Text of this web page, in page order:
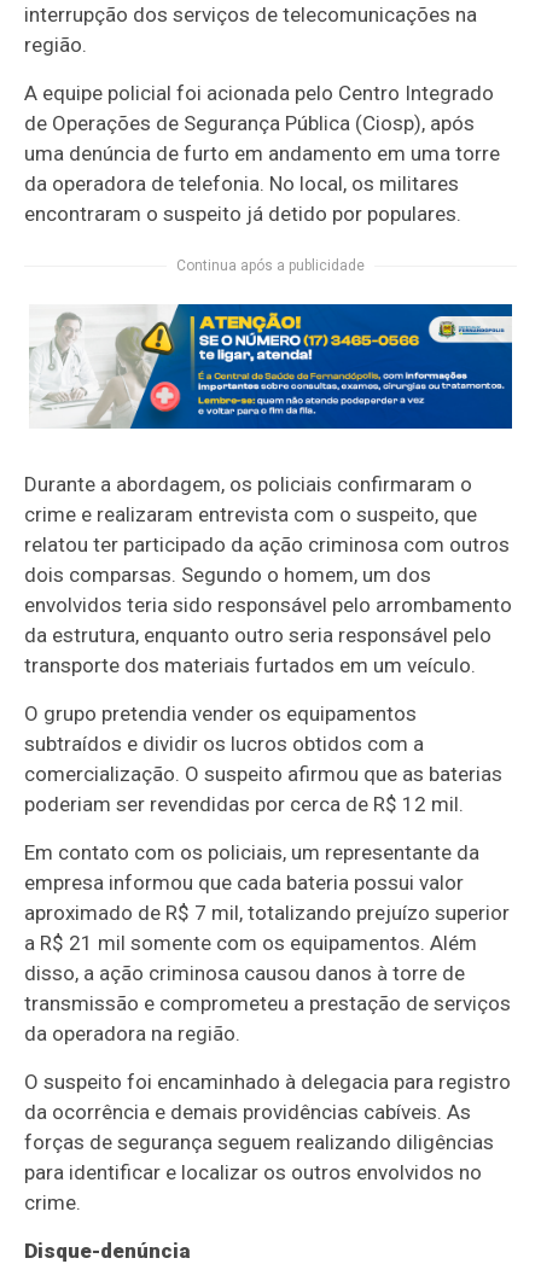
interrupção dos serviços de telecomunicações na
região.
A equipe policial foi acionada pelo Centro Integrado
de Operações de Segurança Pública (Ciosp), após
uma denúncia de furto em andamento em uma torre
da operadora de telefonia. No local, os militares
encontraram o suspeito já detido por populares.
Continua após a publicidade
Durante a abordagem, os policiais confirmaram o
crime e realizaram entrevista com o suspeito, que
relatou ter participado da ação criminosa com outros
dois comparsas. Segundo o homem, um dos
envolvidos teria sido responsável pelo arrombamento
da estrutura, enquanto outro seria responsável pelo
transporte dos materiais furtados em um veículo.
O grupo pretendia vender os equipamentos
subtraídos e dividir os lucros obtidos com a
comercialização. O suspeito afirmou que as baterias
poderiam ser revendidas por cerca de R$ 12 mil.
Em contato com os policiais, um representante da
empresa informou que cada bateria possui valor
aproximado de R$ 7 mil, totalizando prejuízo superior
a R$ 21 mil somente com os equipamentos. Além
disso, a ação criminosa causou danos à torre de
transmissão e comprometeu a prestação de serviços
da operadora na região.
O suspeito foi encaminhado à delegacia para registro
da ocorrência e demais providências cabíveis. As
forças de segurança seguem realizando diligências
para identificar e localizar os outros envolvidos no
crime.
Disque-denúncia